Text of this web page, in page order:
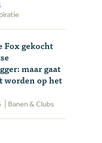
Fox gekocht
maar gaat
worden op het
Banen & Clubs